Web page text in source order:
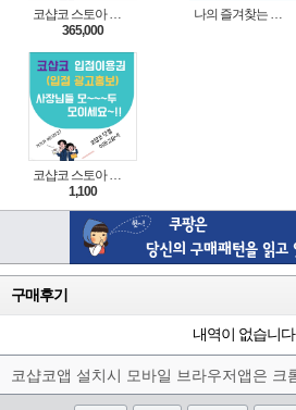
코샵코 스토아 입점 1년 이용권
365,000
나의 즐겨찾는 상품 리스트로 편리하게 주문하세요~(쿠팡 다이나믹 배너)
코샵코 스토아 입점 1일 이용권
1,100
구매후기
내역이 없습니다